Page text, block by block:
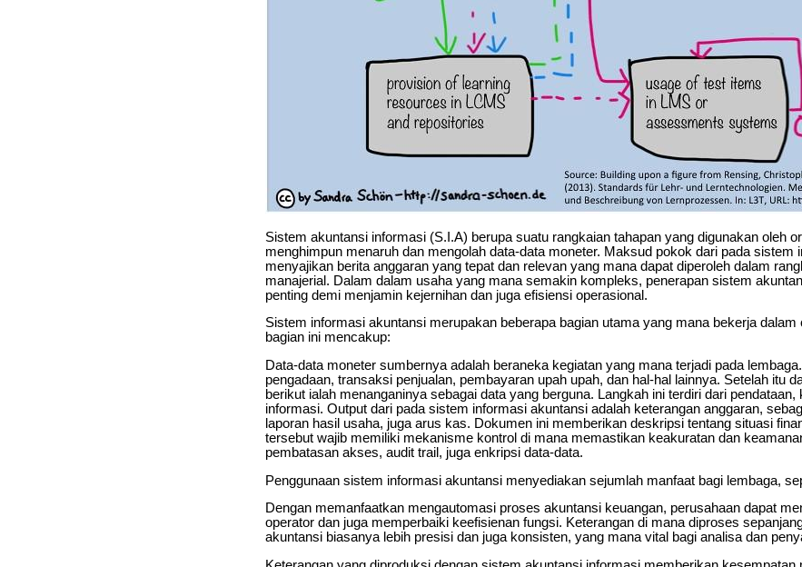
Sistem akuntansi informasi (S.I.A) berupa suatu rangkaian tahapan yang digunakan oleh
menghimpun menaruh dan mengolah data-data moneter. Maksud pokok dari pada sistem
menyajikan berita anggaran yang tepat dan relevan yang mana dapat diperoleh dalam
manajerial. Dalam dalam usaha yang mana semakin kompleks, penerapan sistem
penting demi menjamin kejernihan dan juga efisiensi operasional.
Sistem informasi akuntansi merupakan beberapa bagian utama yang mana bekerja dalam
bagian ini mencakup:
Data-data moneter sumbernya adalah beraneka kegiatan yang mana terjadi pada
pengadaan, transaksi penjualan, pembayaran upah upah, dan hal-hal lainnya. Setelah itu
berikut ialah menanganinya sebagai data yang berguna. Langkah ini terdiri dari
informasi. Output dari pada sistem informasi akuntansi adalah keterangan anggaran,
laporan hasil usaha, juga arus kas. Dokumen ini memberikan deskripsi tentang situasi
tersebut wajib memiliki mekanisme kontrol di mana memastikan keakuratan dan
pembatasan akses, audit trail, juga enkripsi data-data.
Penggunaan sistem informasi akuntansi menyediakan sejumlah manfaat bagi lembaga,
Dengan memanfaatkan mengautomasi proses akuntansi keuangan, perusahaan dapat
operator dan juga memperbaiki keefisienan fungsi. Keterangan di mana diproses
akuntansi biasanya lebih presisi dan juga konsisten, yang mana vital bagi analisa dan